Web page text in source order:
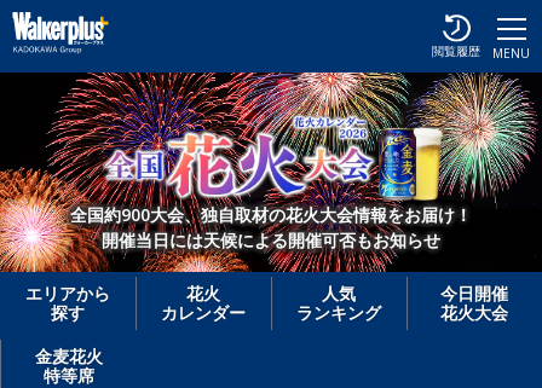
MENU
閲覧履歴
全国約900大会、独自取材の花火大会情報をお届け！
開催当日には天候による開催可否もお知らせ
エリアから
探す
花火
カレンダー
人気
ランキング
今日開催
花火大会
金麦花火
特等席